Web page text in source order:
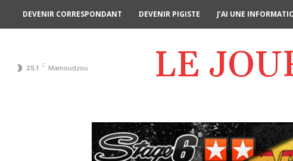
DEVENIR CORRESPONDANT DEVENIR PIGISTE J’AI UNE
25.1 C Mamoudzou LE